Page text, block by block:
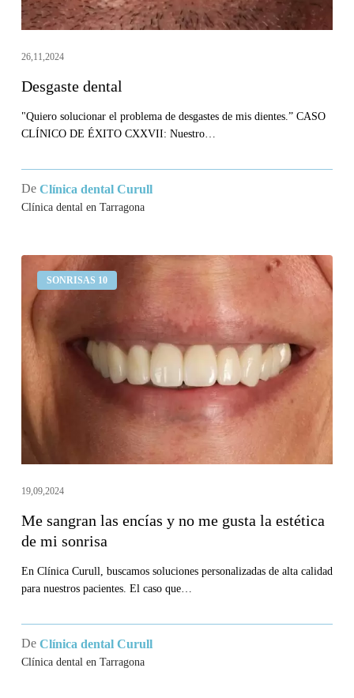
26,11,2024
Desgaste dental
"Quiero solucionar el problema de desgastes de mis dientes.” CASO
CLÍNICO DE ÉXITO CXXVII: Nuestro…
De Clínica dental Curull
Clínica dental en Tarragona
SONRISAS 10
sangran
las
encías
me
gusta
estética
de
sonrisa
19,09,2024
Me sangran las encías y no me gusta la estética
de mi sonrisa
En Clínica Curull, buscamos soluciones personalizadas de alta calidad
para nuestros pacientes. El caso que…
De Clínica dental Curull
Clínica dental en Tarragona